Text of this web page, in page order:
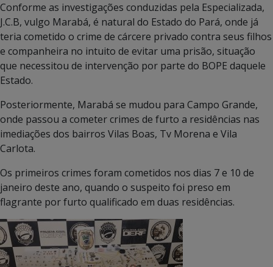
Conforme as investigações conduzidas pela Especializada,
J.C.B, vulgo Marabá, é natural do Estado do Pará, onde já
teria cometido o crime de cárcere privado contra seus filhos
e companheira no intuito de evitar uma prisão, situação
que necessitou de intervenção por parte do BOPE daquele
Estado.
Posteriormente, Marabá se mudou para Campo Grande,
onde passou a cometer crimes de furto a residências nas
imediações dos bairros Vilas Boas, Tv Morena e Vila
Carlota.
Os primeiros crimes foram cometidos nos dias 7 e 10 de
janeiro deste ano, quando o suspeito foi preso em
flagrante por furto qualificado em duas residências.